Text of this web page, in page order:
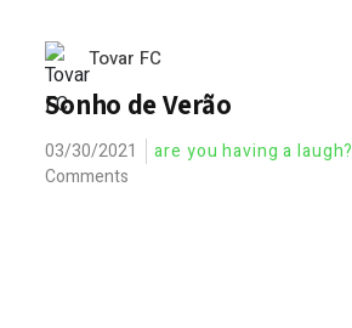
Tovar FC
Sonho de Verão
03/30/2021 are you having a laugh?
Comments